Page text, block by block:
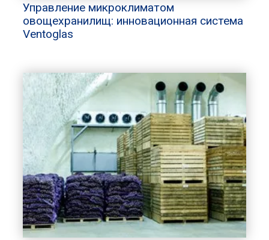
Управление микроклиматом
овощехранилищ: инновационная система
Ventoglas